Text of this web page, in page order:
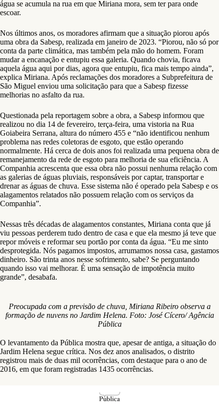
água se acumula na rua em que Miriana mora, sem ter para onde
escoar.
Nos últimos anos, os moradores afirmam que a situação piorou após
uma obra da Sabesp, realizada em janeiro de 2023. “Piorou, não só por
conta da parte climática, mas também pela mão do homem. Foram
mudar a encanação e entupiu essa galeria. Quando chovia, ficava
aquela água aqui por dias, agora que entupiu, fica mais tempo ainda”,
explica Miriana. Após reclamações dos moradores a Subprefeitura de
São Miguel enviou uma solicitação para que a Sabesp fizesse
melhorias no asfalto da rua.
Questionada pela reportagem sobre a obra, a Sabesp informou que
realizou no dia 14 de fevereiro, terça-feira, uma vistoria na Rua
Goiabeira Serrana, altura do número 455 e “não identificou nenhum
problema nas redes coletoras de esgoto, que estão operando
normalmente. Há cerca de dois anos foi realizada uma pequena obra de
remanejamento da rede de esgoto para melhoria de sua eficiência. A
Companhia acrescenta que essa obra não possui nenhuma relação com
as galerias de águas pluviais, responsáveis por captar, transportar e
drenar as águas de chuva. Esse sistema não é operado pela Sabesp e os
alagamentos relatados não possuem relação com os serviços da
Companhia”.
Nessas três décadas de alagamentos constantes, Miriana conta que já
viu pessoas perderem tudo dentro de casa e que ela mesmo já teve que
repor móveis e reformar seu portão por conta da água. “Eu me sinto
desprotegida. Nós pagamos impostos, arrumamos nossa casa, gastamos
dinheiro. São trinta anos nesse sofrimento, sabe? Se perguntando
quando isso vai melhorar. É uma sensação de impotência muito
grande”, desabafa.
Preocupada com a previsão de chuva, Miriana Ribeiro observa a
formação de nuvens no Jardim Helena. Foto: José Cícero/ Agência
Pública
O levantamento da Pública mostra que, apesar de antiga, a situação do
Jardim Helena segue crítica. Nos dez anos analisados, o distrito
registrou mais de duas mil ocorrências, com destaque para o ano de
2016, em que foram registradas 1435 ocorrências.